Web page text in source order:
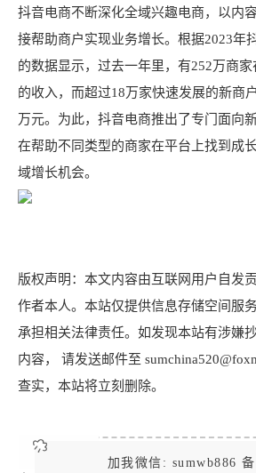
抖音电商不断深化全域兴趣电商，以内
接帮助商户实现业务增长。根据2023年
的数据显示，过去一年里，有252万商
的收入，而超过18万家快速发展的新商
万元。为此，抖音电商推出了专门面向
在帮助不同类型的商家在平台上找到成
域增长机会。
版权声明：本文内容由互联网用户自发
作者本人。本站仅提供信息存储空间服
承担相关法律责任。如发现本站有涉嫌
内容， 请发送邮件至
查实，本站将立刻删除。
加我微信: sumwb886